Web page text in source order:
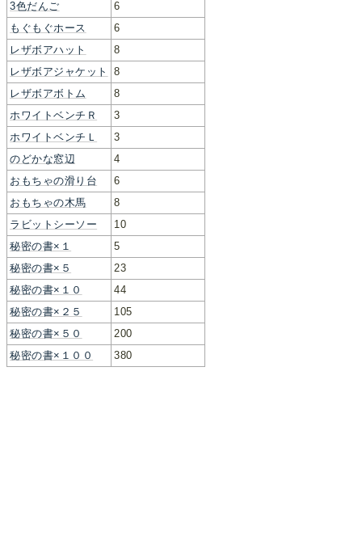
3色だんご
6
もぐもぐホース
6
レザボアハット
8
レザボアジャケット
8
レザボアボトム
8
ホワイトベンチＲ
3
ホワイトベンチＬ
3
のどかな窓辺
4
おもちゃの滑り台
6
おもちゃの木馬
8
ラビットシーソー
10
秘密の書×１
5
秘密の書×５
23
秘密の書×１０
44
秘密の書×２５
105
秘密の書×５０
200
秘密の書×１００
380